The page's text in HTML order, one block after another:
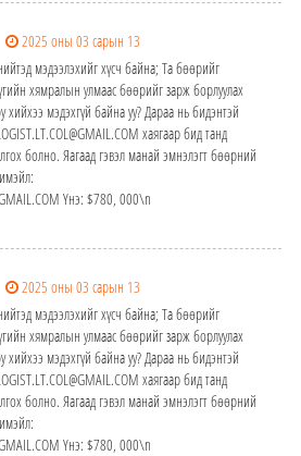
2025 оны 03 сарын 13
мэдээлэхийг хүсч байна; Та бөөрийг
хямралын улмаас бөөрийг зарж борлуулах
мэдэхгүй байна уу? Дараа нь бидэнтэй
хаягаар бид танд
болно. Яагаад гэвэл манай эмнэлэгт бөөрний
Yнэ: $780, 000\n
2025 оны 03 сарын 13
мэдээлэхийг хүсч байна; Та бөөрийг
хямралын улмаас бөөрийг зарж борлуулах
мэдэхгүй байна уу? Дараа нь бидэнтэй
хаягаар бид танд
болно. Яагаад гэвэл манай эмнэлэгт бөөрний
Yнэ: $780, 000\n